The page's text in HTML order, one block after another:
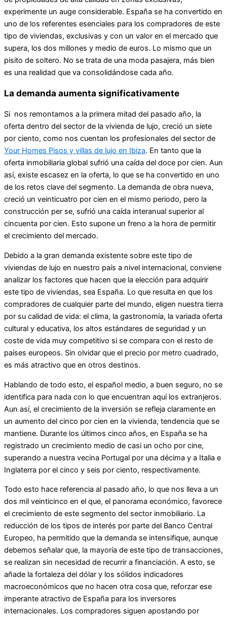
experimente un auge considerable. España se ha convertido en
uno de los referentes esenciales para los compradores de este
tipo de viviendas, exclusivas y con un valor en el mercado que
supera, los dos millones y medio de euros. Lo mismo que un
pisito de soltero. No se trata de una moda pasajera, más bien
es una realidad que va consolidándose cada año.
La demanda aumenta significativamente
Si nos remontamos a la primera mitad del pasado año, la
oferta dentro del sector de la vivienda de lujo, creció un siete
por ciento, como nos cuentan los profesionales del sector de
Your Homes Pisos y villas de lujo en Ibiza. En tanto que la
oferta inmobiliaria global sufrió una caída del doce por cien. Aun
así, existe escasez en la oferta, lo que se ha convertido en uno
de los retos clave del segmento. La demanda de obra nueva,
creció un veinticuatro por cien en el mismo periodo, pero la
construcción per se, sufrió una caída interanual superior al
cincuenta por cien. Esto supone un freno a la hora de permitir
el crecimiento del mercado.
Debido a la gran demanda existente sobre este tipo de
viviendas de lujo en nuestro país a nivel internacional, conviene
analizar los factores que hacen que la elección para adquirir
este tipo de viviendas, sea España. Lo que resulta en que los
compradores de cualquier parte del mundo, eligen nuestra tierra
por su calidad de vida: el clima, la gastronomía, la variada oferta
cultural y educativa, los altos estándares de seguridad y un
coste de vida muy competitivo si se compara con el resto de
países europeos. Sin olvidar que el precio por metro cuadrado,
es más atractivo que en otros destinos.
Hablando de todo esto, el español medio, a buen seguro, no se
identifica para nada con lo que encuentran aquí los extranjeros.
Aun así, el crecimiento de la inversión se refleja claramente en
un aumento del cinco por cien en la vivienda, tendencia que se
mantiene. Durante los últimos cinco años, en España se ha
registrado un crecimiento medio de casi un ocho por cine,
superando a nuestra vecina Portugal por una décima y a Italia e
Inglaterra por el cinco y seis por ciento, respectivamente.
Todo esto hace referencia al pasado año, lo que nos lleva a un
dos mil veinticinco en el que, el panorama económico, favorece
el crecimiento de este segmento del sector inmobiliario. La
reducción de los tipos de interés por parte del Banco Central
Europeo, ha permitido que la demanda se intensifique, aunque
debemos señalar que, la mayoría de este tipo de transacciones,
se realizan sin necesidad de recurrir a financiación. A esto, se
añade la fortaleza del dólar y los sólidos indicadores
macroeconómicos que no hacen otra cosa que, reforzar ese
imperante atractivo de España para los inversores
internacionales. Los compradores siguen apostando por